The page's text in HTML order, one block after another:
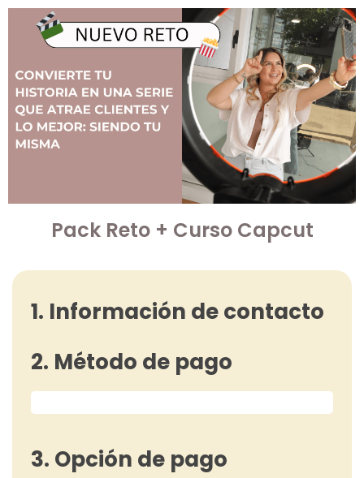
Pack Reto + Curso Capcut
1. Información de contacto
2. Método de pago
3. Opción de pago